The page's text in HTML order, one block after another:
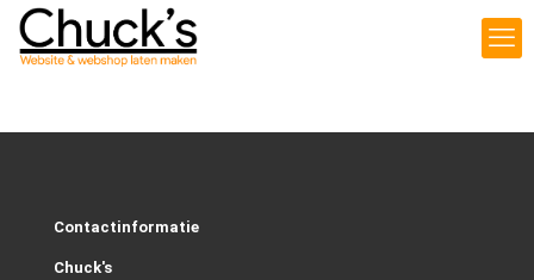
Contactinformatie
Chuck's